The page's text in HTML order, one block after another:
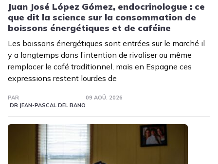
Juan José López Gómez, endocrinologue : ce
que dit la science sur la consommation de
boissons énergétiques et de caféine
Les boissons énergétiques sont entrées sur le marché il
y a longtemps dans l’intention de rivaliser ou même
remplacer le café traditionnel, mais en Espagne ces
expressions restent lourdes de
PAR
DR JEAN-PASCAL DEL BANO
09 AOÛ. 2026